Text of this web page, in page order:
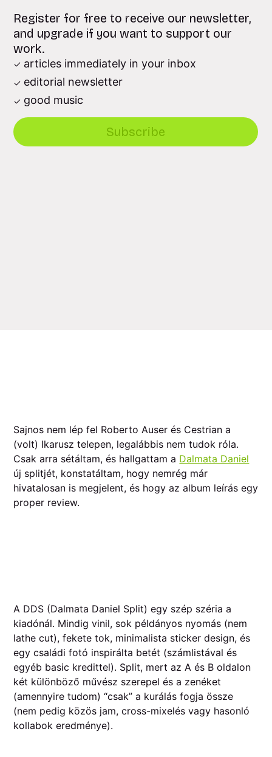
Register for free to receive our newsletter,
and upgrade if you want to support our
work.
articles immediately in your inbox
editorial newsletter
good music
Subscribe
Sajnos nem lép fel Roberto Auser és Cestrian a
(volt) Ikarusz telepen, legalábbis nem tudok róla.
Csak arra sétáltam, és hallgattam a Dalmata Daniel
új splitjét, konstatáltam, hogy nemrég már
hivatalosan is megjelent, és hogy az album leírás egy
proper review.
A DDS (Dalmata Daniel Split) egy szép széria a
kiadónál. Mindig vinil, sok példányos nyomás (nem
lathe cut), fekete tok, minimalista sticker design, és
egy családi fotó inspirálta betét (számlistával és
egyéb basic kredittel). Split, mert az A és B oldalon
két különböző művész szerepel és a zenéket
(amennyire tudom) “csak” a kurálás fogja össze
(nem pedig közös jam, cross-mixelés vagy hasonló
kollabok eredménye).